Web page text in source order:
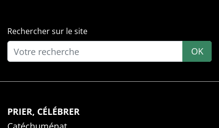
Rechercher sur le site
OK
PRIER, CÉLÉBRER